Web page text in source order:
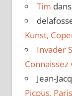
Tim dans
Kunst,
Invader
Connaissez
Jean-
Picpus, Paris